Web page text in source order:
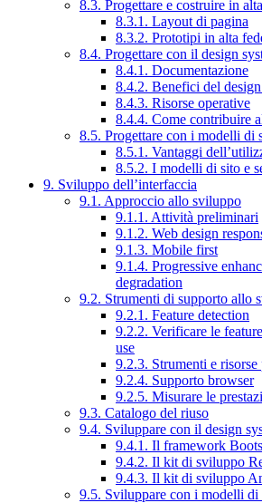
8.3. Progettare e costruire in
8.3.1. Layout di pagina
8.3.2. Prototipi in alta
8.4. Progettare con il design
8.4.1. Documentazione
8.4.2. Benefici del
8.4.3. Risorse operative
8.4.4. Come contribuire
8.5. Progettare con i modelli di
8.5.1. Vantaggi
8.5.2. I modelli di sito e
9. Sviluppo dell’interfaccia
9.1. Approccio allo sviluppo
9.1.1. Attività preliminari
9.1.2. Web design
9.1.3. Mobile first
9.1.4. Progressive
degradation
9.2. Strumenti di supporto allo
9.2.1. Feature detection
9.2.2. Verificare le
use
9.2.3. Strumenti e
9.2.4. Supporto browser
9.2.5. Misurare le
9.3. Catalogo del riuso
9.4. Sviluppare con il design
9.4.1. Il framework
9.4.2. Il kit di sviluppo
9.4.3. Il kit di sviluppo
9.5. Sviluppare con i modelli di